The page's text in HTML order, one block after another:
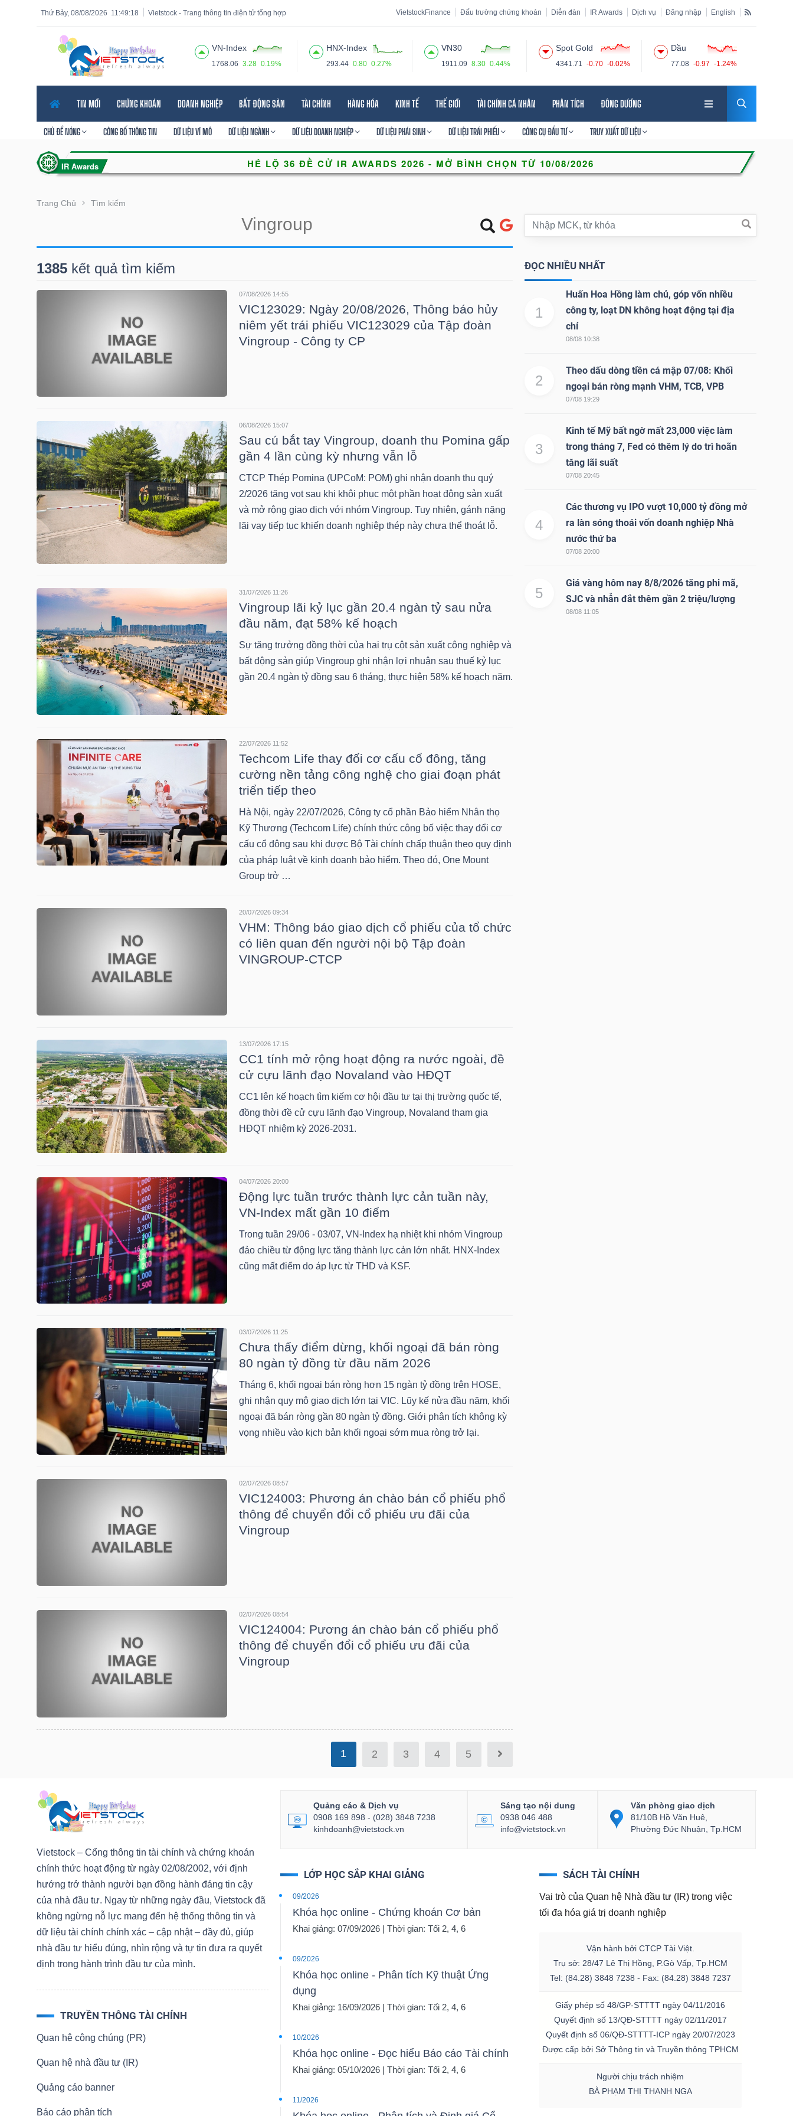
11:49:19
Thứ Bảy, 08/08/2026 Vietstock - Trang thông tin điện tử tổng hợp VietstockFinance Đấu trường chứng khoán Diễn đàn IR Awards Dịch vụ Đăng nhập English
VN-Index
1768.06 3.28 0.19%
HNX-Index
293.44 0.80 0.27%
VN30
1911.09 8.30 0.44%
Spot Gold
4341.71 -0.70 -0.02%
Dầu
77.08 -0.97 -1.24%
TIN MỚI CHỨNG KHOÁN DOANH NGHIỆP BẤT ĐỘNG SẢN TÀI CHÍNH HÀNG HÓA KINH TẾ THẾ GIỚI TÀI CHÍNH CÁ NHÂN PHÂN TÍCH ĐÔNG DƯƠNG
CHỦ ĐỀ NÓNG CÔNG BỐ THÔNG TIN DỮ LIỆU VĨ MÔ DỮ LIỆU NGÀNH DỮ LIỆU DOANH NGHIỆP DỮ LIỆU PHÁI SINH DỮ LIỆU TRÁI PHIẾU CÔNG CỤ ĐẦU TƯ TRUY XUẤT DỮ LIỆU
Trang Chủ Tìm kiếm
1385 kết quả tìm kiếm
07/08/2026 14:55
VIC123029: Ngày 20/08/2026, Thông báo hủy
niêm yết trái phiếu VIC123029 của Tập đoàn
Vingroup - Công ty CP
06/08/2026 15:07
Sau cú bắt tay Vingroup, doanh thu Pomina gấp
gần 4 lần cùng kỳ nhưng vẫn lỗ
CTCP Thép Pomina (UPCoM: POM) ghi nhận doanh thu quý
2/2026 tăng vọt sau khi khôi phục một phần hoạt động sản xuất
và mở rộng giao dịch với nhóm Vingroup. Tuy nhiên, gánh nặng
lãi vay tiếp tục khiến doanh nghiệp thép này chưa thể thoát lỗ.
31/07/2026 11:26
Vingroup lãi kỷ lục gần 20.4 ngàn tỷ sau nửa
đầu năm, đạt 58% kế hoạch
Sự tăng trưởng đồng thời của hai trụ cột sản xuất công nghiệp và
bất động sản giúp Vingroup ghi nhận lợi nhuận sau thuế kỷ lục
gần 20.4 ngàn tỷ đồng sau 6 tháng, thực hiện 58% kế hoạch năm.
22/07/2026 11:52
Techcom Life thay đổi cơ cấu cổ đông, tăng
cường nền tảng công nghệ cho giai đoạn phát
triển tiếp theo
Hà Nội, ngày 22/07/2026, Công ty cổ phần Bảo hiểm Nhân thọ
Kỹ Thương (Techcom Life) chính thức công bố việc thay đổi cơ
cấu cổ đông sau khi được Bộ Tài chính chấp thuận theo quy định
của pháp luật về kinh doanh bảo hiểm. Theo đó, One Mount
Group trở …
20/07/2026 09:34
VHM: Thông báo giao dịch cổ phiếu của tổ chức
có liên quan đến người nội bộ Tập đoàn
VINGROUP-CTCP
13/07/2026 17:15
CC1 tính mở rộng hoạt động ra nước ngoài, đề
cử cựu lãnh đạo Novaland vào HĐQT
CC1 lên kế hoạch tìm kiếm cơ hội đầu tư tại thị trường quốc tế,
đồng thời đề cử cựu lãnh đạo Vingroup, Novaland tham gia
HĐQT nhiệm kỳ 2026-2031.
04/07/2026 20:00
Động lực tuần trước thành lực cản tuần này,
VN-Index mất gần 10 điểm
Trong tuần 29/06 - 03/07, VN-Index hạ nhiệt khi nhóm Vingroup
đảo chiều từ động lực tăng thành lực cản lớn nhất. HNX-Index
cũng mất điểm do áp lực từ THD và KSF.
03/07/2026 11:25
Chưa thấy điểm dừng, khối ngoại đã bán ròng
80 ngàn tỷ đồng từ đầu năm 2026
Tháng 6, khối ngoại bán ròng hơn 15 ngàn tỷ đồng trên HOSE,
ghi nhận quy mô giao dịch lớn tại VIC. Lũy kế nửa đầu năm, khối
ngoại đã bán ròng gần 80 ngàn tỷ đồng. Giới phân tích không kỳ
vọng nhiều vào kịch bản khối ngoại sớm mua ròng trở lại.
02/07/2026 08:57
VIC124003: Phương án chào bán cổ phiếu phổ
thông để chuyển đổi cổ phiếu ưu đãi của
Vingroup
02/07/2026 08:54
VIC124004: Pương án chào bán cổ phiếu phổ
thông để chuyển đổi cổ phiếu ưu đãi của
Vingroup
1 2 3 4 5
ĐỌC NHIỀU NHẤT
1
Huấn Hoa Hồng làm chủ, góp vốn nhiều
công ty, loạt DN không hoạt động tại địa
chỉ
08/08 10:38
2
Theo dấu dòng tiền cá mập 07/08: Khối
ngoại bán ròng mạnh VHM, TCB, VPB
07/08 19:29
3
Kinh tế Mỹ bất ngờ mất 23,000 việc làm
trong tháng 7, Fed có thêm lý do trì hoãn
tăng lãi suất
07/08 20:45
4
Các thương vụ IPO vượt 10,000 tỷ đồng mở
ra làn sóng thoái vốn doanh nghiệp Nhà
nước thứ ba
07/08 20:00
5
Giá vàng hôm nay 8/8/2026 tăng phi mã,
SJC và nhẫn đắt thêm gần 2 triệu/lượng
08/08 11:05
Vietstock – Cổng thông tin tài chính và chứng khoán
chính thức hoạt động từ ngày 02/08/2002, với định
hướng trở thành người bạn đồng hành đáng tin cậy
của nhà đầu tư. Ngay từ những ngày đầu, Vietstock đã
không ngừng nỗ lực mang đến hệ thống thông tin và
dữ liệu tài chính chính xác – cập nhật – đầy đủ, giúp
nhà đầu tư hiểu đúng, nhìn rộng và tự tin đưa ra quyết
định trong hành trình đầu tư của mình.
TRUYỀN THÔNG TÀI CHÍNH
Quan hệ công chúng (PR)
Quan hệ nhà đầu tư (IR)
Quảng cáo banner
Báo cáo phân tích
Quảng cáo & Dịch vụ
0908 169 898 - (028) 3848 7238
kinhdoanh@vietstock.vn
Sáng tạo nội dung
0938 046 488
info@vietstock.vn
Văn phòng giao dịch
81/10B Hồ Văn Huê,
Phường Đức Nhuận, Tp.HCM
LỚP HỌC SẮP KHAI GIẢNG
09/2026
Khóa học online - Chứng khoán Cơ bản
Khai giảng: 07/09/2026 | Thời gian: Tối 2, 4, 6
09/2026
Khóa học online - Phân tích Kỹ thuật Ứng
dụng
Khai giảng: 16/09/2026 | Thời gian: Tối 2, 4, 6
10/2026
Khóa học online - Đọc hiểu Báo cáo Tài chính
Khai giảng: 05/10/2026 | Thời gian: Tối 2, 4, 6
11/2026
SÁCH TÀI CHÍNH
Vai trò của Quan hệ Nhà đầu tư (IR) trong việc
tối đa hóa giá trị doanh nghiệp
Vận hành bởi CTCP Tài Việt.
Trụ sở: 28/47 Lê Thị Hồng, P.Gò Vấp, Tp.HCM
Tel: (84.28) 3848 7238 - Fax: (84.28) 3848 7237
Giấy phép số 48/GP-STTTT ngày 04/11/2016
Quyết định số 13/QĐ-STTTT ngày 02/11/2017
Quyết định số 06/QĐ-STTTT-ICP ngày 20/07/2023
Được cấp bởi Sở Thông tin và Truyền thông TPHCM
Người chịu trách nhiệm
BÀ PHẠM THỊ THANH NGA
Tính năng
năng
VIETSTOCK
KHOÁN
ĐỘNG
CHÍNH
HÀNG
HÓA
KINH
THẾ
GIỚI
CHÍNH
NGÀNH
DOANH
PHIẾU
PHÁI
TRÁI
CÔNG
LƯỢNG
CÔNG
KHÔNG